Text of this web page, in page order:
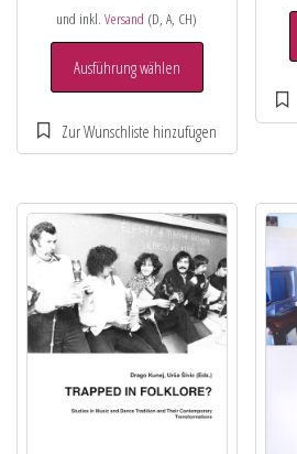
und inkl.Versand (D, A, CH)
Ausführung wählen